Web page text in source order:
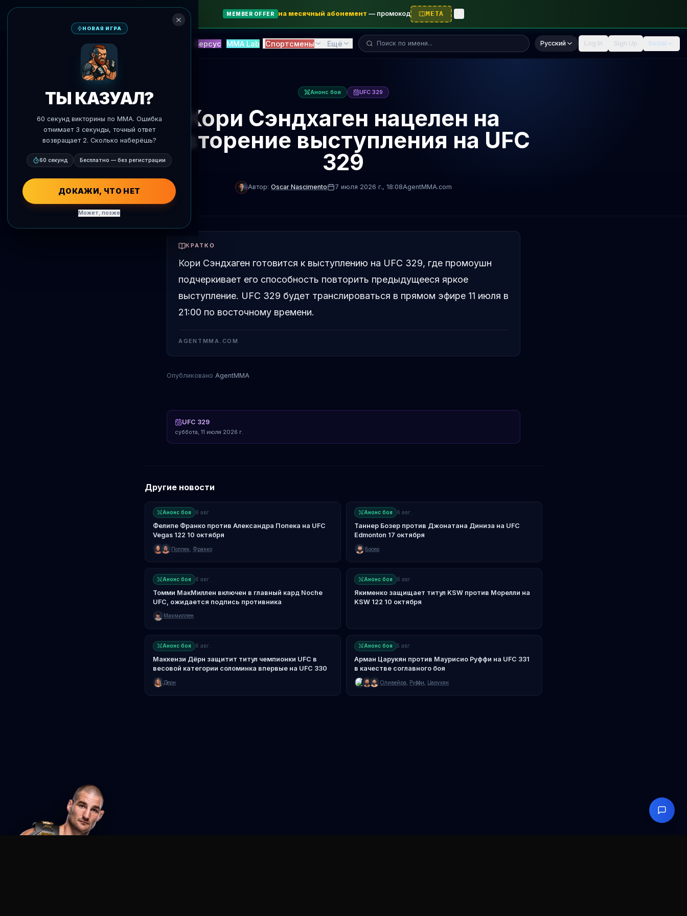
MEMBER OFFER на месячный абонемент — промокод META
ИИ Прогнозы Блиц Версус MMA Lab Спортсмены Ещё Поиск бойца... Русский Log In Sign Up Social
Анонс боя UFC 329
Кори Сэндхаген нацелен на
повторение выступления на UFC
329
Автор: Oscar Nascimento 7 июля 2026 г., 18:08AgentMMA.com
КРАТКО
Кори Сэндхаген готовится к выступлению на UFC 329, где промоушн
подчеркивает его способность повторить предыдущееся яркое
выступление. UFC 329 будет транслироваться в прямом эфире 11 июля в
21:00 по восточному времени.
AGENTMMA.COM
Опубликовано AgentMMA
UFC 329
суббота, 11 июля 2026 г.
Другие новости
Анонс боя 6 авг.
Фелипе Франко против Александра Попека на UFC
Vegas 122 10 октября
Поппек, Франко
Анонс боя 6 авг.
Таннер Бозер против Джонатана Диниза на UFC
Edmonton 17 октября
Босер
Анонс боя 6 авг.
Томми МакМиллен включен в главный кард Noche
UFC, ожидается подпись противника
Макмиллен
Анонс боя 6 авг.
Якименко защищает титул KSW против Морелли на
KSW 122 10 октября
Анонс боя 6 авг.
Маккензи Дёрн защитит титул чемпионки UFC в
весовой категории соломинка впервые на UFC 330
Дерн
Анонс боя 5 авг.
Арман Царукян против Маурисио Руффи на UFC 331
в качестве соглавного боя
Оливейра Руффи Царукян
НОВАЯ ИГРА
ТЫ КАЗУАЛ?
60 секунд викторины по MMA. Ошибка
отнимает 3 секунды, точный ответ
возвращает 2. Сколько наберёшь?
60 секунд Бесплатно — без регистрации
ДОКАЖИ, ЧТО НЕТ
Может, позже